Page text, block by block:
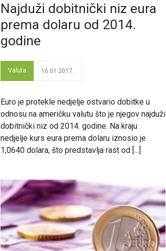
Najduži dobitnički niz eura
prema dolaru od 2014.
godine
Valuta 16.01.2017.
Euro je protekle nedjelje ostvario dobitke u
odnosu na američku valutu što je njegov najduži
dobitnički niz od 2014. godine. Na kraju
nedjelje kurs eura prema dolaru iznosio je
1,0640 dolara, što predstavlja rast od [...]